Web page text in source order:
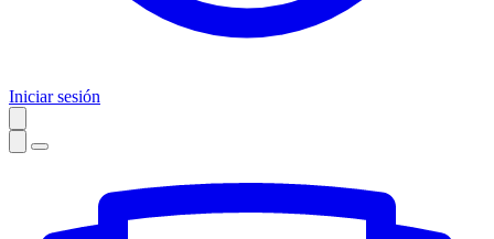
Iniciar sesión